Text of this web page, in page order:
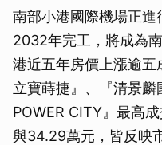
南部小港國際機場正
2032年完工，將成為
港近五年房價上漲逾
立寶蒔捷』、『清景
POWER CITY』最高
與34.29萬元，皆反映